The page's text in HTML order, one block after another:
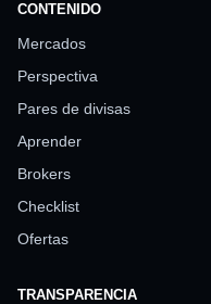
CONTENIDO
Mercados
Perspectiva
Pares de divisas
Aprender
Brokers
Checklist
Ofertas
TRANSPARENCIA